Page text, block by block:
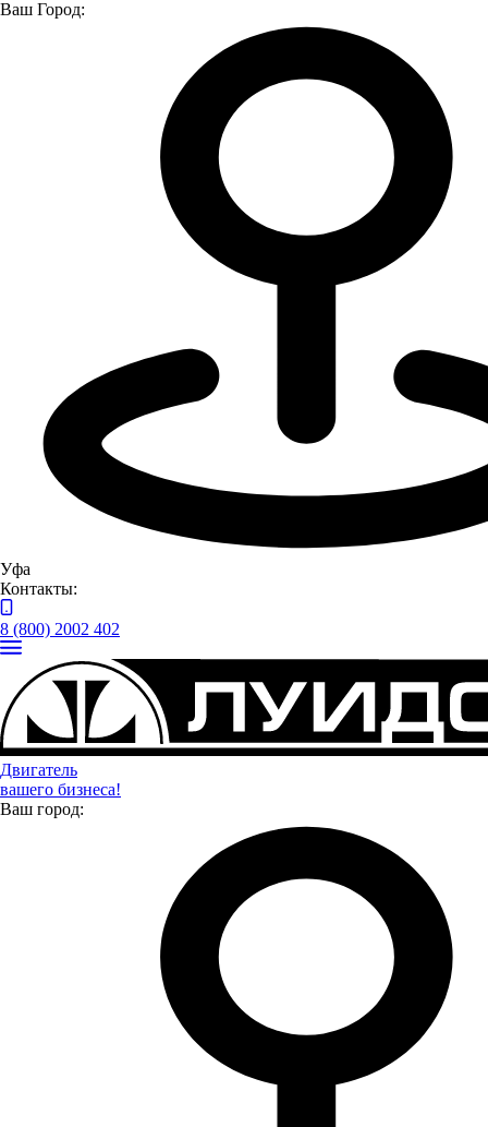
Ваш Город:
Уфа
Контакты:
8 (800) 2002 402
Двигатель
вашего бизнеса!
Ваш город:
Главная страница
Модельный ряд
Москвич серия 3
Не нашли нужный автомобиль?
Подберём для вас идеальный вариант!
Я даю согласие
на обработку своих персональных данных
Я даю
согласие
на направление рекламно-
информационных сообщений
Отправить
Контакты предприятий ГК “Луидор”
Автоцентры ГАЗ, КАМАЗ, ПАЗ, FOTON, Ambertruck в Уфе